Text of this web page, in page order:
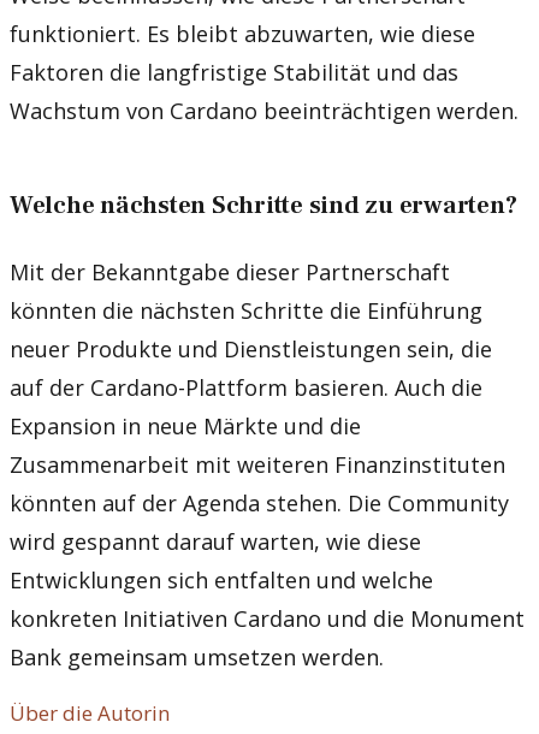
funktioniert. Es bleibt abzuwarten, wie diese
Faktoren die langfristige Stabilität und das
Wachstum von Cardano beeinträchtigen werden.
Welche nächsten Schritte sind zu erwarten?
Mit der Bekanntgabe dieser Partnerschaft
könnten die nächsten Schritte die Einführung
neuer Produkte und Dienstleistungen sein, die
auf der Cardano-Plattform basieren. Auch die
Expansion in neue Märkte und die
Zusammenarbeit mit weiteren Finanzinstituten
könnten auf der Agenda stehen. Die Community
wird gespannt darauf warten, wie diese
Entwicklungen sich entfalten und welche
konkreten Initiativen Cardano und die Monument
Bank gemeinsam umsetzen werden.
Über die Autorin